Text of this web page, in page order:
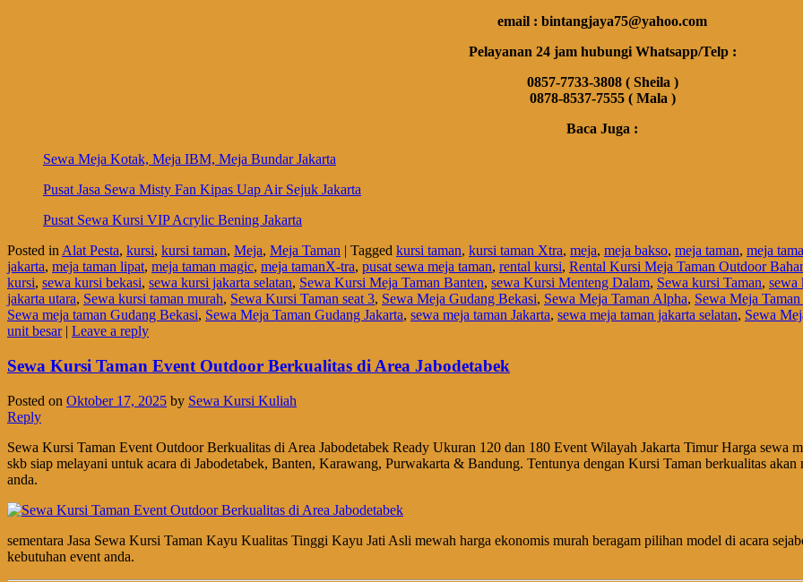
email : bintangjaya75@yahoo.com
Pelayanan 24 jam hubungi Whatsapp/Telp :
0857-7733-3808 ( Sheila )
0878-8537-7555 ( Mala )
Baca Juga :
Sewa Meja Kotak, Meja IBM, Meja Bundar Jakarta
Pusat Jasa Sewa Misty Fan Kipas Uap Air Sejuk Jakarta
Pusat Sewa Kursi VIP Acrylic Bening Jakarta
Posted inAlat Pesta, kursi, kursi taman, Meja, Meja Taman Tagged kursi taman, kursi taman Xtra, meja, meja bakso, meja taman, meja
jakarta, meja taman lipat, meja taman magic, meja tamanX-tra, pusat sewa meja taman, rental kursi, Rental Kursi Meja Taman Outdoor
kursi, sewa kursi bekasi, sewa kursi jakarta selatan, Sewa Kursi Meja Taman Banten, sewa Kursi Menteng Dalam, Sewa kursi Taman, sewa
jakarta utara, Sewa kursi taman murah, Sewa Kursi Taman seat 3, Sewa Meja Gudang Bekasi, Sewa Meja Taman Alpha, Sewa Meja
Sewa meja taman Gudang Bekasi, Sewa Meja Taman Gudang Jakarta, sewa meja taman Jakarta, sewa meja taman jakarta selatan, Sewa
unit besar
Leave a reply
Sewa Kursi Taman Event Outdoor Berkualitas di Area Jabodetabek
Posted on Oktober 17, 2025 by Sewa Kursi Kuliah
Reply
Sewa Kursi Taman Event Outdoor Berkualitas di Area Jabodetabek Ready Ukuran 120 dan 180 Event Wilayah Jakarta Timur Harga sewa
skb siap melayani untuk acara di Jabodetabek, Banten, Karawang, Purwakarta & Bandung. Tentunya dengan Kursi Taman berkualitas akan
anda.
sementara Jasa Sewa Kursi Taman Kayu Kualitas Tinggi Kayu Jati Asli mewah harga ekonomis murah beragam pilihan model di acara
kebutuhan event anda.